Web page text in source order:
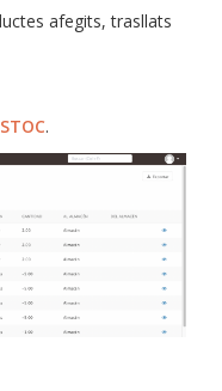
afegits, trasllats
.